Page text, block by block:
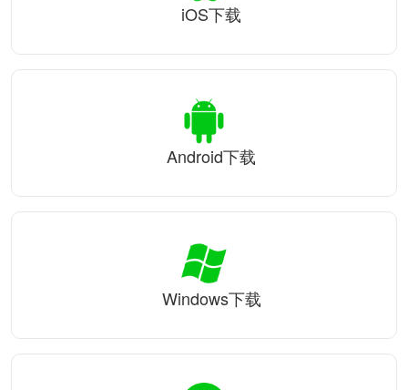
iOS下载
Android下载
Windows下载